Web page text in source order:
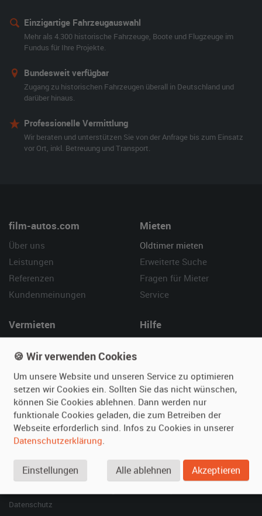
Einzigartige Fahrzeugauswahl
Mehr als 4.300 historische Fahrzeuge, Boote und Flugzeuge im
Fundus für Ihre Projekte.
Bundesweit verfügbar
Zugang zu historischen Fahrzeugen überall in Deutschland und
darüber hinaus.
Professionelle Vermittlung
Wir beraten und unterstützen Sie von der Anfrage bis zum Einsatz
vor Ort, inkl. Betreuung und Transport.
film-autos.com
Über uns
Leistungen
Referenzen
Kundenmeinungen
Mieten
Oldtimer mieten
Erweiterte Suche
Fragen für Mieter
Service
Vermieten
Fotos senden
Fragen für Vermieter
Inserat verwalten
Hilfe
Kontakt
SPECIAL
Berühmte Filmautos –
Datenschutz
🍪 Wir verwenden Cookies
Um unsere Website und unseren Service zu optimieren
setzen wir Cookies ein. Sollten Sie das nicht wünschen,
können Sie Cookies ablehnen. Dann werden nur
funktionale Cookies geladen, die zum Betreiben der
Webseite erforderlich sind. Infos zu Cookies in unserer
Datenschutzerklärung.
Einstellungen Alle ablehnen Akzeptieren